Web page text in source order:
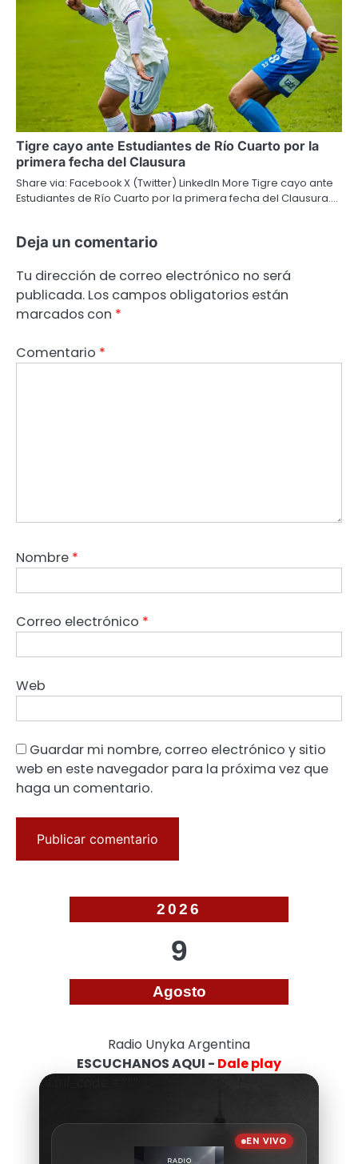
Tigre cayo ante Estudiantes de Río Cuarto por la
primera fecha del Clausura
Share via: Facebook X (Twitter) LinkedIn More Tigre cayo ante
Estudiantes de Río Cuarto por la primera fecha del Clausura.…
Deja un comentario
Tu dirección de correo electrónico no será
publicada. Los campos obligatorios están
marcados con *
Comentario *
Nombre *
Correo electrónico *
Web
Guardar mi nombre, correo electrónico y sitio
web en este navegador para la próxima vez que
haga un comentario.
2026
9
Agosto
Radio Unyka Argentina
ESCUCHANOS AQUI - Dale play